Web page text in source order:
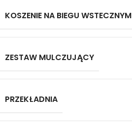
KOSZENIE NA BIEGU WSTECZNYM
ZESTAW MULCZUJĄCY
PRZEKŁADNIA